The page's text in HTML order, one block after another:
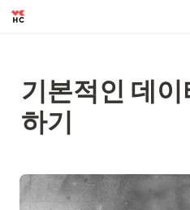
기본적인 데
하기